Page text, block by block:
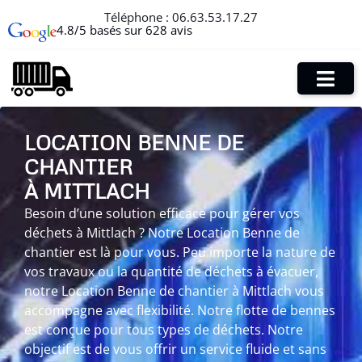
Téléphone : 06.63.53.17.27
4.8/5 basés sur 628 avis
LOCATION BENNE DE
CHANTIER
À MITTLACH
Besoin d’une solution efficace pour gérer vos
déchets à Mittlach ? Notre Location Benne de
chantier est là pour vous. Peu importe la nature de
vos travaux ou la quantité de déchets à évacuer,
notre Location Benne de chantier à Mittlach vous
accompagne avec flexibilité. Notre flotte de bennes
est conçue pour tous types de déchets. Notre
objectif est de vous offrir un service fluide et sans